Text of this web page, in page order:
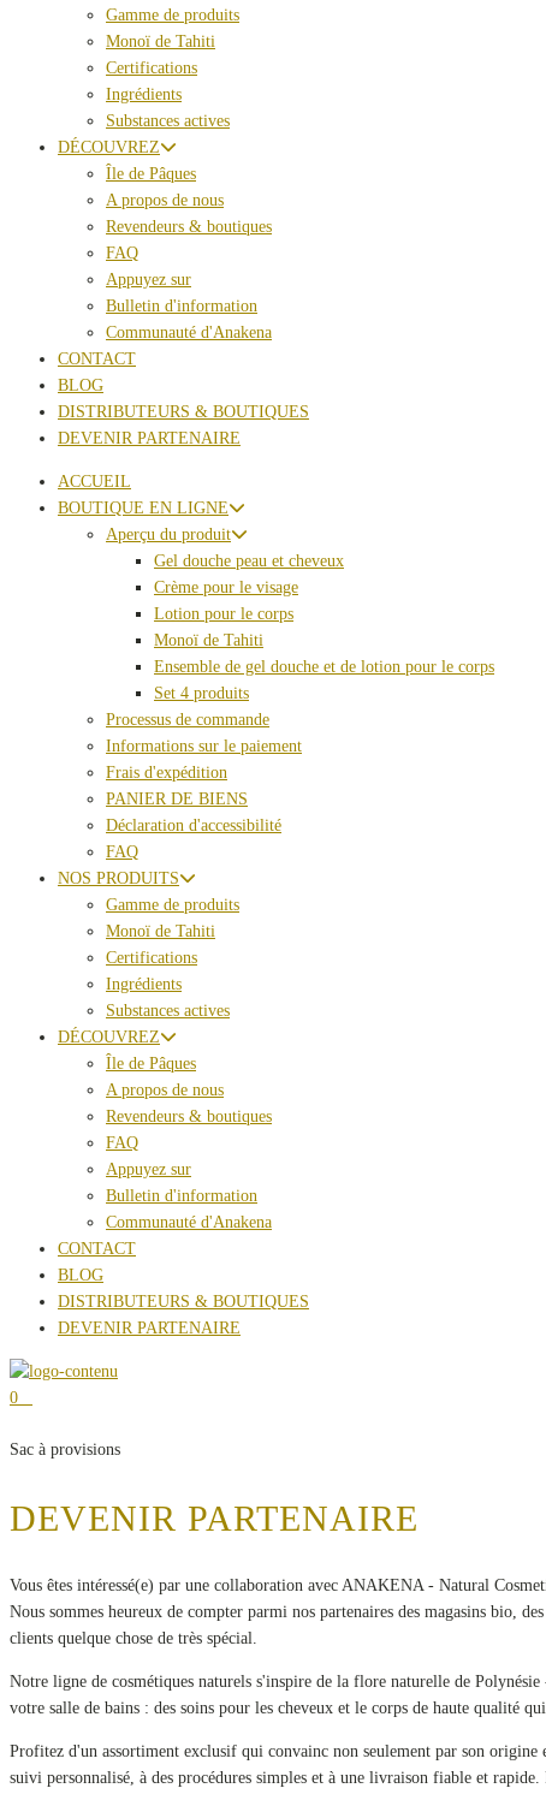
Gamme de produits
Monoï de Tahiti
Certifications
Ingrédients
Substances actives
DÉCOUVREZ
Île de Pâques
A propos de nous
Revendeurs & boutiques
FAQ
Appuyez sur
Bulletin d'information
Communauté d'Anakena
CONTACT
BLOG
DISTRIBUTEURS & BOUTIQUES
DEVENIR PARTENAIRE
ACCUEIL
BOUTIQUE EN LIGNE
Aperçu du produit
Gel douche peau et cheveux
Crème pour le visage
Lotion pour le corps
Monoï de Tahiti
Ensemble de gel douche et de lotion pour le corps
Set 4 produits
Processus de commande
Informations sur le paiement
Frais d'expédition
PANIER DE BIENS
Déclaration d'accessibilité
FAQ
NOS PRODUITS
Gamme de produits
Monoï de Tahiti
Certifications
Ingrédients
Substances actives
DÉCOUVREZ
Île de Pâques
A propos de nous
Revendeurs & boutiques
FAQ
Appuyez sur
Bulletin d'information
Communauté d'Anakena
CONTACT
BLOG
DISTRIBUTEURS & BOUTIQUES
DEVENIR PARTENAIRE
0
Sac à provisions
DEVENIR PARTENAIRE
Vous êtes intéressé(e) par une collaboration avec ANAKENA - Natural
Nous sommes heureux de compter parmi nos partenaires des magasins bio,
clients quelque chose de très spécial.
Notre ligne de cosmétiques naturels s'inspire de la flore naturelle de
votre salle de bains : des soins pour les cheveux et le corps de haute qualité
Profitez d'un assortiment exclusif qui convainc non seulement par son
suivi personnalisé, à des procédures simples et à une livraison fiable et